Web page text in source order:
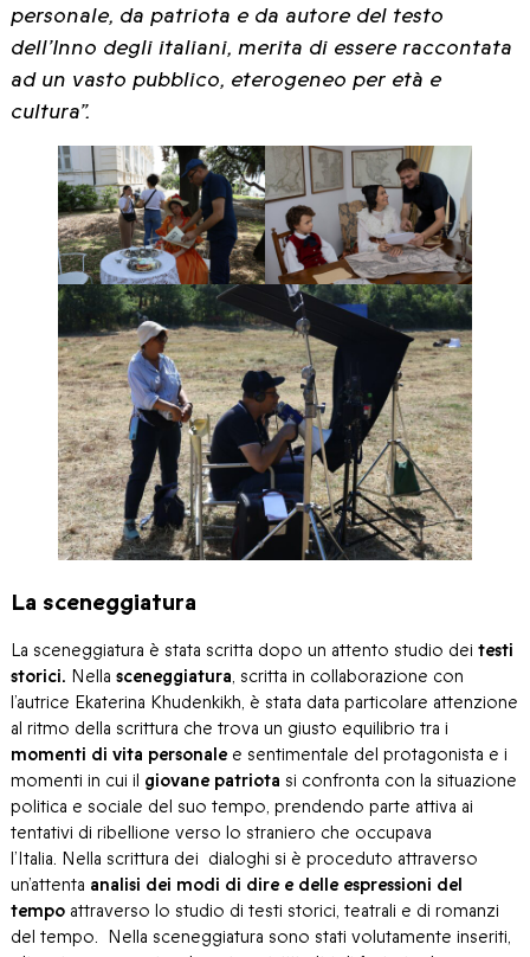
personale, da patriota e da autore del testo
dell’Inno degli italiani, merita di essere raccontata
ad un vasto pubblico, eterogeneo per età e
cultura”.
La sceneggiatura
La sceneggiatura è stata scritta dopo un attento studio dei testi
storici. Nella sceneggiatura, scritta in collaborazione con
l’autrice Ekaterina Khudenkikh, è stata data particolare attenzione
al ritmo della scrittura che trova un giusto equilibrio tra i
momenti di vita personalee sentimentale del protagonista e i
momenti in cui il giovane patriota si confronta con la situazione
politica e sociale del suo tempo, prendendo parte attiva ai
tentativi di ribellione verso lo straniero che occupava
l’Italia. Nella scrittura dei dialoghi si è proceduto attraverso
un’attenta analisi dei modi di dire e delle espressioni del
tempo attraverso lo studio di testi storici, teatrali e di romanzi
del tempo. Nella sceneggiatura sono stati volutamente inseriti,